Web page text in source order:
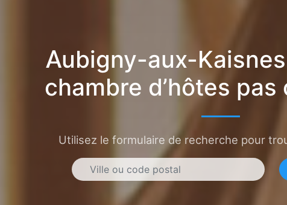
Aubigny-aux-
chambre d’hôtes
Utilisez le formulaire de recherche pour